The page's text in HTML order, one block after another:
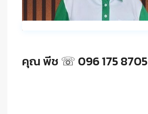
คุณ พีช ☏ 096 175 8705